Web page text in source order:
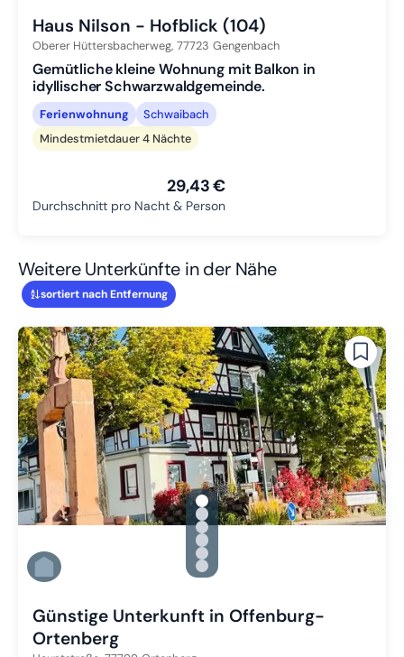
Haus Nilson - Hofblick (104)
Oberer Hüttersbacherweg, 77723 Gengenbach
Gemütliche kleine Wohnung mit Balkon in
idyllischer Schwarzwaldgemeinde.
Ferienwohnung
Schwaibach
Mindestmietdauer 4 Nächte
29,43 €
Durchschnitt pro Nacht & Person
Weitere Unterkünfte in der Nähe
sortiert nach Entfernung
gallery.slide_selector
Zu Slide 1 wechseln
Zu Slide 2 wechseln
Zu Slide 3 wechseln
Zu Slide 4 wechseln
Zu Slide 5 wechseln
Zu Slide 6 wechseln
Günstige Unterkunft in Offenburg-
Ortenberg